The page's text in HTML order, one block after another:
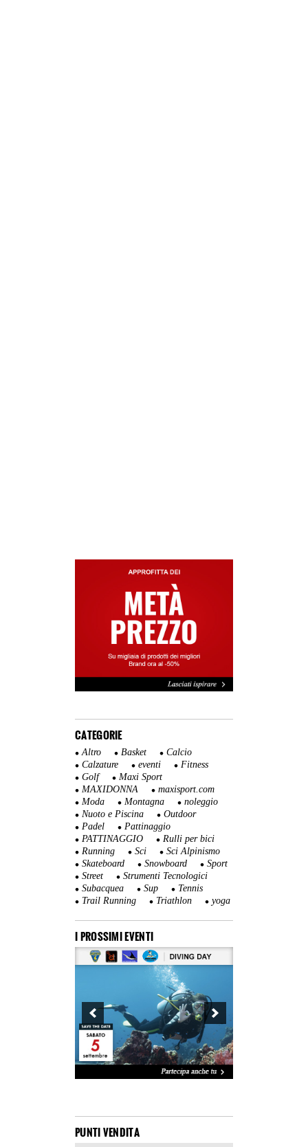
CATEGORIE
Altro Basket
Calcio
Calzature
eventi
Fitness
Golf
Maxi Sport
MAXIDONNA
maxisport.com
Moda
Montagna
noleggio
Nuoto e Piscina
Outdoor
Padel
Pattinaggio
PATTINAGGIO
Rulli per bici
Running
Sci
Sci Alpinismo
Skateboard
Snowboard
Sport
Street
Strumenti Tecnologici
Subacquea
Sup
Tennis
Trail Running
Triathlon yoga
I PROSSIMI EVENTI
PUNTI VENDITA